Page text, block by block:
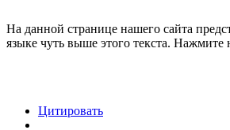
На данной странице нашего сайта
языке чуть выше этого текста.
Цитировать